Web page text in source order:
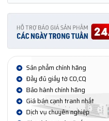
Sản phẩm chính hãng
Đầy đủ giấy tờ CO,CQ
Bảo hành chính hãng
Giá bán cạnh tranh nhất
Dịch vụ chuyên nghiệp